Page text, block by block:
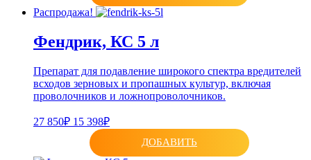
Распродажа!
Фендрик, КС 5 л
Препарат для подавление широкого спектра вредителей
всходов зерновых и пропашных культур, включая
проволочников и ложнопроволочников.
27 850₽ 15 398₽
ДОБАВИТЬ